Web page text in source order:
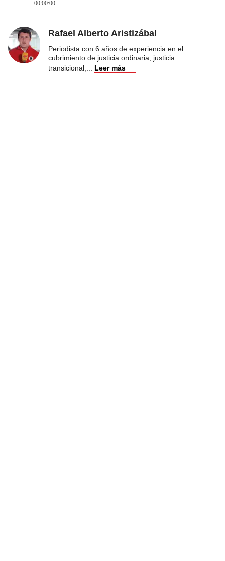
00:00:00
Rafael Alberto Aristizábal
Periodista con 6 años de experiencia en el
cubrimiento de justicia ordinaria, justicia
transicional,
Leer más